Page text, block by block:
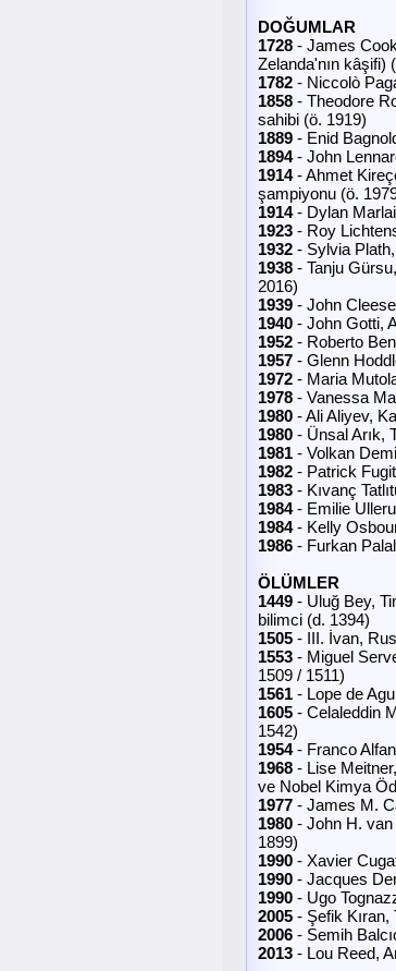
DOĞUMLAR
1728 - James
Zelanda'nın kâşifi)
1782 - Niccolò
1858 - Theodore
sahibi (ö. 1919)
1889 - Enid
1894- John
1914- Ahmet
şampiyonu (ö.
1914- Dylan
1923 - Roy
1932 - Sylvia
1938 - Tanju
2016)
1939 - John
1940 - John Gotti,
1952 - Roberto
1957 - Glenn
1972 - Maria
1978 - Vanessa
1980 - Ali Aliyev,
1980 - Ünsal Arık,
1981 - Volkan
1982 - Patrick
1983 - Kıvanç
1984- Emilie
1984- Kelly
1986 - Furkan
ÖLÜMLER
1449 - Uluğ Bey,
bilimci (d. 1394)
1505 - III. İvan,
1553 - Miguel
1509 / 1511)
1561 - Lope de
1605 - Celaleddin
1542)
1954- Franco
1968 - Lise
ve Nobel Kimya
1977 - James M.
1980 - John H.
1899)
1990 - Xavier
1990 - Jacques
1990 - Ugo
2005 - Şefik Kıran,
2006 - Semih
2013 - Lou Reed,